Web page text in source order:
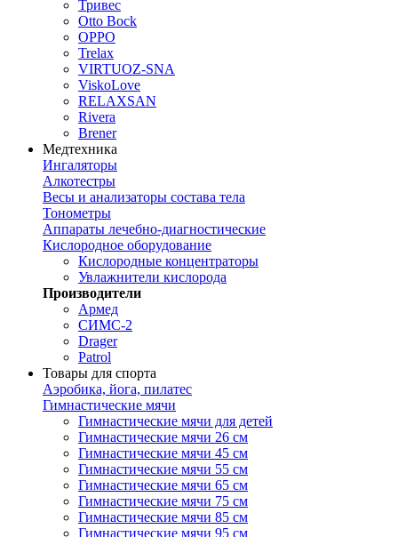
Тривес
Otto Bock
OPPO
Trelax
VIRTUOZ-SNA
ViskoLove
RELAXSAN
Rivera
Brener
Медтехника
Ингаляторы
Алкотестры
Весы и анализаторы состава тела
Тонометры
Аппараты лечебно-диагностические
Кислородное оборудование
Кислородные концентраторы
Увлажнители кислорода
Производители
Армед
СИМС-2
Drager
Patrol
Товары для спорта
Аэробика, йога, пилатес
Гимнастические мячи
Гимнастические мячи для детей
Гимнастические мячи 26 см
Гимнастические мячи 45 см
Гимнастические мячи 55 см
Гимнастические мячи 65 см
Гимнастические мячи 75 см
Гимнастические мячи 85 см
Гимнастические мячи 95 см